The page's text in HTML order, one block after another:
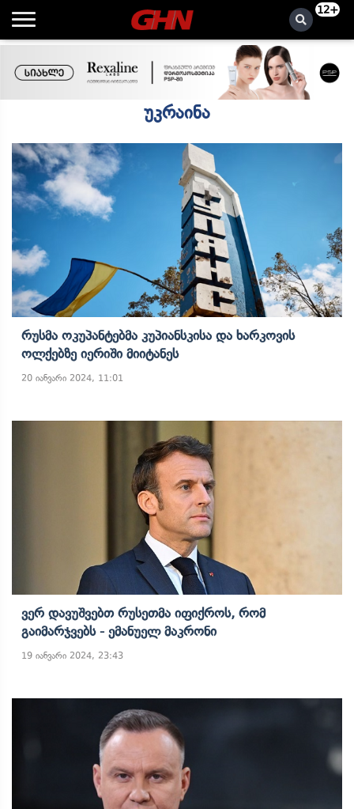
12+
უკრაინა
Რუსმა Ოკუპანტებმა Კუპიანსკისა Და Ხარკოვის
Ოლქებზე Იერიში Მიიტანეს
20 იანვარი 2024, 11:01
Ვერ Დავუშვებთ Რუსეთმა Იფიქროს, Რომ
Გაიმარჯვებს - Ემანუელ Მაკრონი
19 იანვარი 2024, 23:43